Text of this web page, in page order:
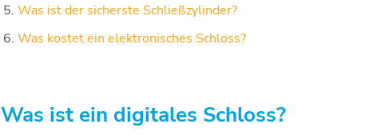
Was ist der sicherste Schließzylinder?
Was kostet ein elektronisches Schloss?
Was ist ein digitales Schloss?